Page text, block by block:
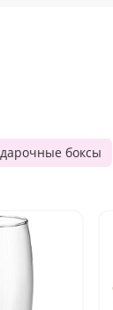
боксы